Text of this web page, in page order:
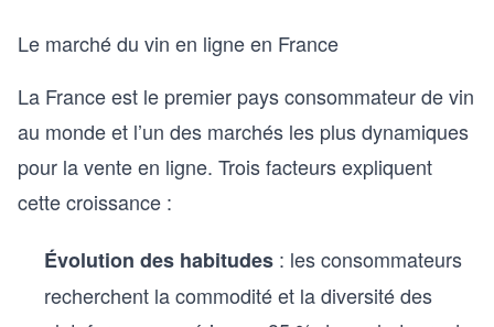
Le marché du vin en ligne en France
La France est le premier pays consommateur de vin
au monde et l’un des marchés les plus dynamiques
pour la vente en ligne. Trois facteurs expliquent
cette croissance :
Évolution des habitudes : les consommateurs
recherchent la commodité et la diversité des